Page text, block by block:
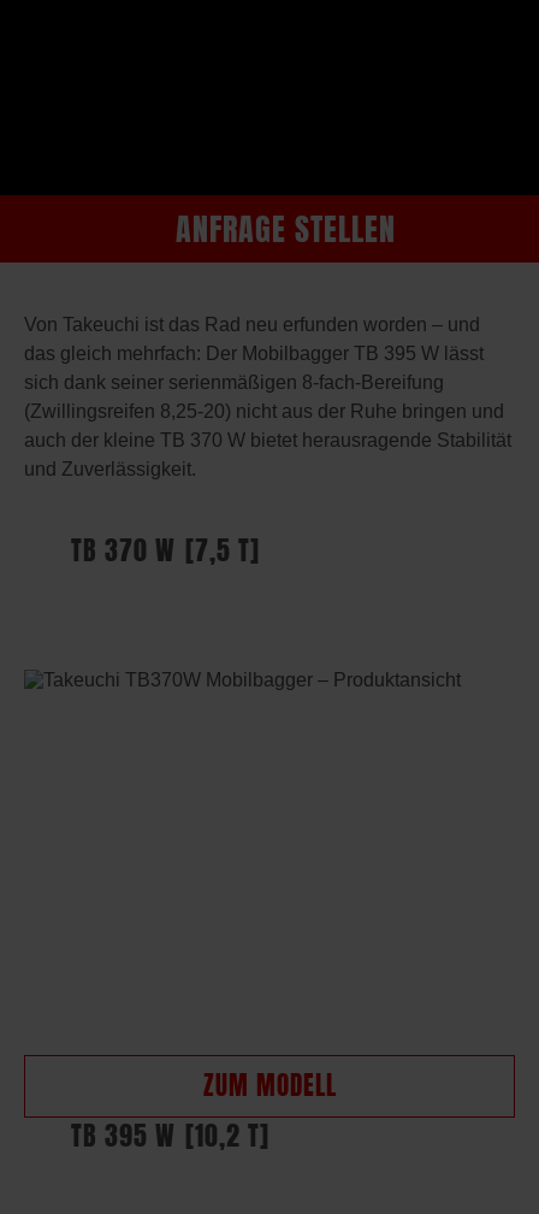
ANFRAGE STELLEN
Von Takeuchi ist das Rad neu erfunden worden – und
das gleich mehrfach: Der Mobilbagger TB 395 W lässt
sich dank seiner serienmäßigen 8-fach-Bereifung
(Zwillingsreifen 8,25-20) nicht aus der Ruhe bringen und
auch der kleine TB 370 W bietet herausragende Stabilität
und Zuverlässigkeit.
TB 370 W [7,5 T]
ZUM MODELL
TB 395 W [10,2 T]